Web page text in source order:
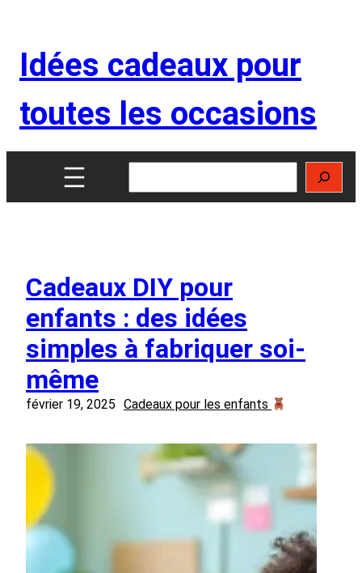
contenu
Idées cadeaux pour
toutes les occasions
Cadeaux DIY pour
enfants : des idées
simples à fabriquer soi-
même
février 19, 2025 Cadeaux pour les enfants